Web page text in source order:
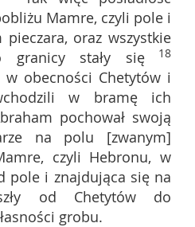
Mamre, czyli pole i
oraz wszystkie
granicy stały się 18
w obecności Chetytów i
w bramę ich
pochował swoją
na polu [zwanym]
czyli Hebronu, w
pole i znajdująca się na
od Chetytów do
grobu.